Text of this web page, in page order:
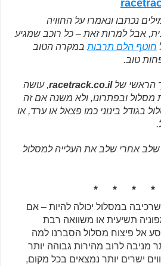
נכתבו ונאמרו על החוויה
אבל למרות זאת – כל רוכב שמגיע
חוטף הלם תרבות במקרה הטוב
טוב.
הראשי שלracetrack.co.il
, עושה
ובפתרונו, ולא משנה אם זה
בגודל בינוני כמו פצאל או ערד, או
אחרי שלב את העלייה למסלול
* * * *
במסלול יכולה להיות – אם
תשיעית או משוואה רבת
אל פיצוח מסלול הסברנו למה
מניבה לרוב מהירות גבוהה יותר
ישרים יותר נמצאים בכל מקום,